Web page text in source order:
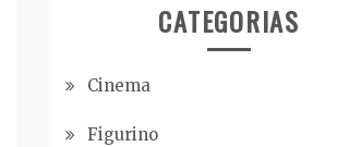
CATEGORIAS
Cinema
Figurino